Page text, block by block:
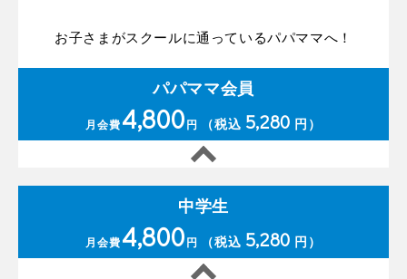
お子さまがスクールに通っているパパママへ！
パパママ会員
月会費4,800円 （税込 5,280 円）
中学生
月会費4,800円 （税込 5,280 円）